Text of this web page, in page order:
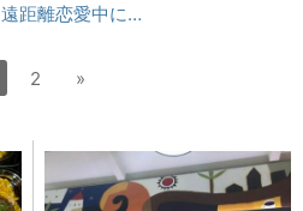
遠距離恋愛中に…
2 »